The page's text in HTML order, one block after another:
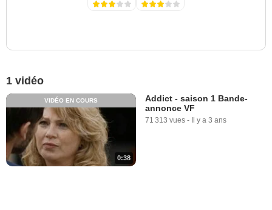
1 vidéo
0:38
VIDÉO EN COURS
Addict - saison 1 Bande-
annonce VF
71 313 vues - Il y a 3 ans